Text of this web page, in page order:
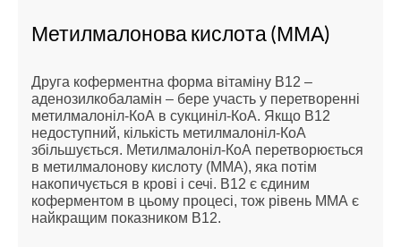
Метилмалонова кислота (ММА)
Друга коферментна форма вітаміну В12 –
аденозилкобаламін – бере участь у перетворенні
метилмалоніл-КоА в сукциніл-КоА. Якщо В12
недоступний, кількість метилмалоніл-КоА
збільшується. Метилмалоніл-КоА перетворюється
в метилмалонову кислоту (ММА), яка потім
накопичується в крові і сечі. В12 є єдиним
коферментом в цьому процесі, тож рівень ММА є
найкращим показником В12.